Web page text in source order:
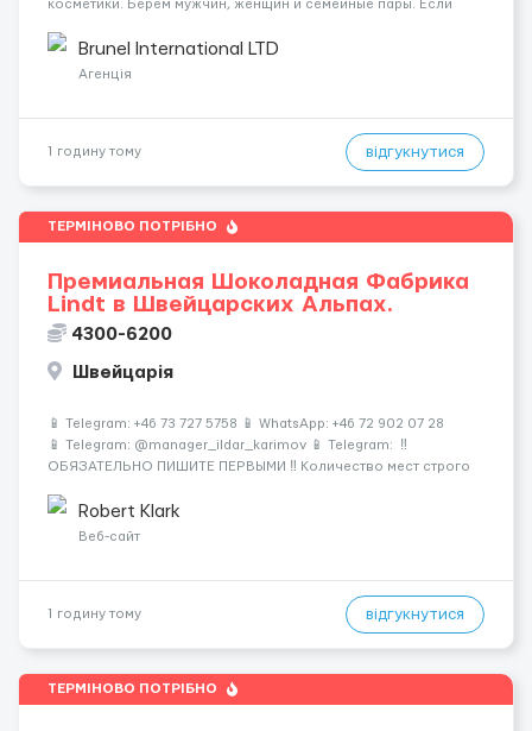
косметики. Берем мужчин, женщин и семейные пары. Если
обучают уже после приезда. Работа не тяжелая. Нужно
собирать заказы, сортиро...
Brunel International LTD
Агенція
1 годину тому відгукнутися
ТЕРМІНОВО ПОТРІБНО
Премиальная Шоколадная Фабрика
Lindt в Швейцарских Альпах.
4300-6200
Швейцарія
📱 Telegram: +46 73 727 5758 📱 WhatsApp: +46 72 902 07 28
📱 Telegram: @manager_ildar_karimov 📱 Telegram: ‼️
ОБЯЗАТЕЛЬНО ПИШИТЕ ПЕРВЫМИ ‼️ Количество мест строго
зарплаты 🏔 Швейцария &mdash...
Robert Klark
Веб-сайт
1 годину тому відгукнутися
ТЕРМІНОВО ПОТРІБНО